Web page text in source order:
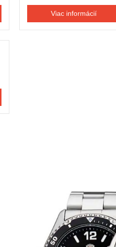
Viac informácií